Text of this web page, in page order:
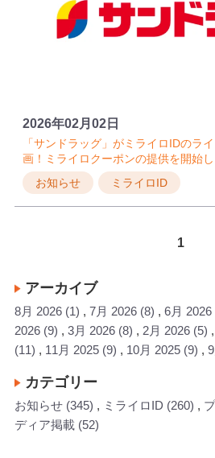
お知らせ ミライロID
「サンドラッグ」がミライロIDのラ
画！ミライロクーポンの提供を開始
2026年02月02日
1
アーカイブ
8月 2026 (1) 7月 2026 (8) 6月 2026
2026 (9) 3月 2026 (8) 2月 2026 (5)
(11)
11月 2025 (9) 10月 2025 (9)
カテゴリー
お知らせ (345) ミライロID (260)
ディア掲載 (52)